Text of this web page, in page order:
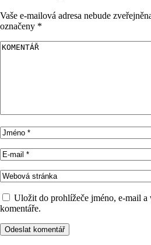
Vaše e-mailová adresa nebude
označeny *
Uložit do prohlížeče jméno, e-mail
komentáře.